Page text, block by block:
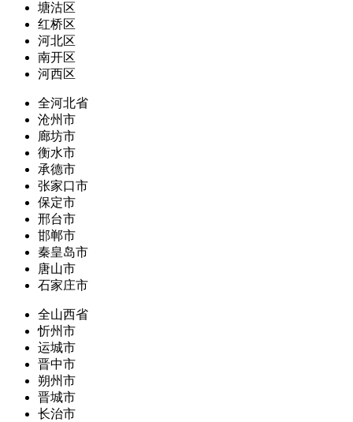
塘沽区
红桥区
河北区
南开区
河西区
全河北省
沧州市
廊坊市
衡水市
承德市
张家口市
保定市
邢台市
邯郸市
秦皇岛市
唐山市
石家庄市
全山西省
忻州市
运城市
晋中市
朔州市
晋城市
长治市